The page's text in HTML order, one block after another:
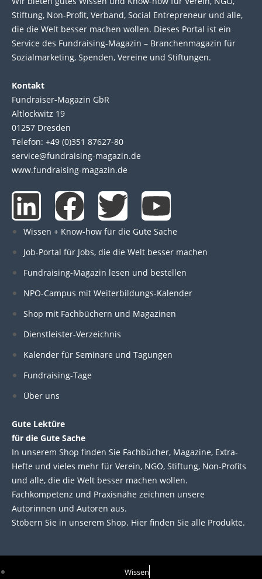
Stif­tung, Non-Profit, Ver­band, Social Entre­pre­neur und alle,
die die Welt bes­ser machen wol­len. Die­ses Por­tal ist ein
Service des Fund­raising-Magazin – Bran­chen­magazin für
Sozial­marke­ting, Spen­den, Ver­eine und Stif­tun­gen.
Kontakt
Fundraiser-Magazin GbR
Altlockwitz 19
01257 Dresden
Telefon: +49 (0)351 87627-80
service@fundraising-magazin.de
www.fundraising-magazin.de
L
i
n
k
e
d
i
n
F
a
c
e
b
o
o
T
w
i
t
t
e
Y
o
u
t
u
b
Wissen + Know-how für die Gute Sache
Job-Portal für Jobs, die die Welt besser machen
Fundraising-Magazin lesen und bestellen
NPO-Campus mit Weiterbildungs-Kalender
Shop mit Fachbüchern und Magazinen
Dienstleister-Verzeichnis
Kalender für Seminare und Tagungen
Fundraising-Tage
Über uns
Gute Lektüre
für die Gute Sache
In unserem Shop finden Sie Fachbücher, Magazine, Extra-
Hefte und vieles mehr für Verein, NGO, Stiftung, Non-Profits
und alle, die die Welt besser machen wollen.
Fachkompetenz und Praxisnähe zeichnen unsere
Autorinnen und Autoren aus.
Stöbern Sie in unserem Shop. Hier finden Sie alle Produkte.
Wissen